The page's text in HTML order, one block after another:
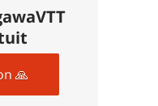
🙏